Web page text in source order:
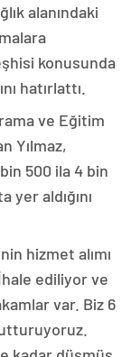
alanındaki
konusunda
hatırlattı.
ve Eğitim
Yılmaz,
500 ila 4 bin
yer aldığını
hizmet alımı
ediliyor ve
var. Biz 6